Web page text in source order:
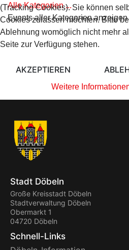
Alle Kategorien ...
Events aller Kategorien anzeigen
Stadt Döbeln
Große Kreisstadt Döbeln
Stadtverwaltung Döbeln
Obermarkt 1
04720 Döbeln
Schnell-Links
(Tracking Cookies). Sie können
Cookies zulassen möchten. Bitte
Ablehnung womöglich nicht mehr
Seite zur Verfügung stehen.
AKZEPTIEREN
Weitere